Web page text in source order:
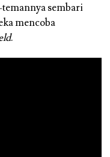
sembari
mencoba
.